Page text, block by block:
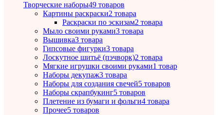
Творческие наборы49 товаров
Картины раскраски2 товара
Раскраски по эскизам2 товара
Мыло своими руками3 товара
Вышивка3 товара
Гипсовые фигурки3 товара
Лоскутное шитьё (пэчворк)2 товара
Мягкие игрушки своими руками1 товар
Наборы декупаж3 товара
Наборы для создания свечей5 товаров
Наборы скрапбукинг5 товаров
Плетение из бумаги и фольги4 товара
Прочее5 товаров